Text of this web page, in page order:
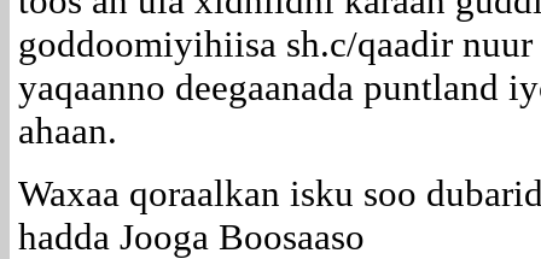
goddoomiyihiisa sh.c/qaadir
yaqaanno deegaanada puntland
ahaan.
Waxaa qoraalkan isku soo
hadda Jooga Boosaaso